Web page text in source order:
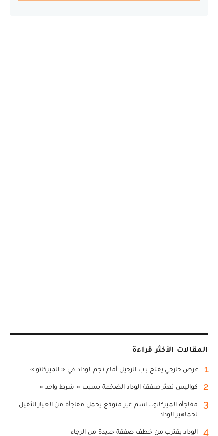
المقالات الأكثر قراءة
1 عرض خارجي يفتح باب الرحيل أمام نجم الوداد في « الميركاتو »
2 كواليس تعثر صفقة الوداد الضخمة بسبب « شرط واحد »
3
مفاجأة الميركاتو... اسم غير متوقع يحمل مفاجأة من العيار الثقيل
لجماهير الوداد
4 الوداد يقترب من خطف صفقة جديدة من الرجاء